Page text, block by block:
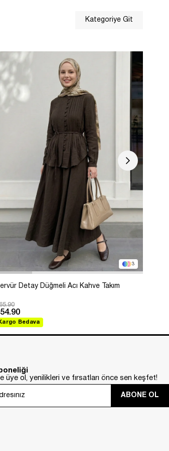
3
Detay Düğmeli Acı Kahve Takım
Bedava
Kategoriye Git
üye ol, yenilikleri ve fırsatları önce sen keşfet!
ABONE OL